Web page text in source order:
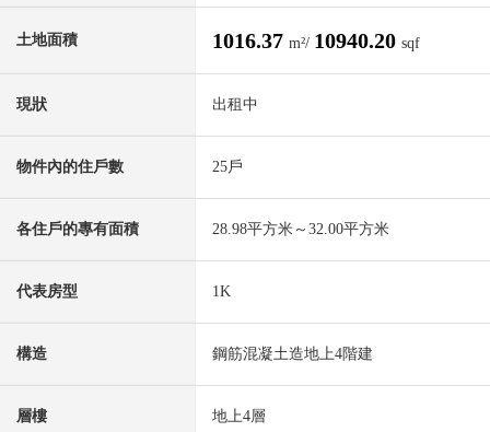
土地面積 1016.37 m²/ 10940.20 sqf
現狀 出租中
物件內的住戶數 25戶
各住戶的專有面積 28.98平方米～32.00平方米
代表房型 1K
構造 鋼筋混凝土造地上4階建
層樓 地上4層